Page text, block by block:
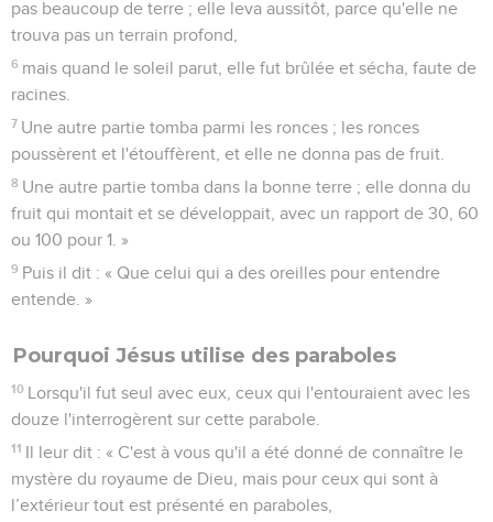
pas beaucoup de terre ; elle leva aussitôt, parce qu'elle ne
trouva pas un terrain profond,
6 mais quand le soleil parut, elle fut brûlée et sécha, faute de
racines.
7 Une autre partie tomba parmi les ronces ; les ronces
poussèrent et l'étouffèrent, et elle ne donna pas de fruit.
8 Une autre partie tomba dans la bonne terre ; elle donna du
fruit qui montait et se développait, avec un rapport de 30, 60
ou 100 pour 1. »
9 Puis il dit : « Que celui qui a des oreilles pour entendre
entende. »
Pourquoi Jésus utilise des paraboles
10 Lorsqu'il fut seul avec eux, ceux qui l'entouraient avec les
douze l'interrogèrent sur cette parabole.
11 Il leur dit : « C'est à vous qu'il a été donné de connaître le
mystère du royaume de Dieu, mais pour ceux qui sont à
l’extérieur tout est présenté en paraboles,